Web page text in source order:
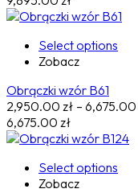
Select options
Zobacz
Obrączki wzór B61
2,950.00 zł – 6,675.00
6,675.00 zł
Select options
Zobacz